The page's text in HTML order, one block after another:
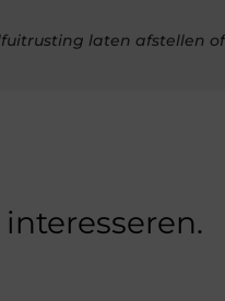
laten afstellen